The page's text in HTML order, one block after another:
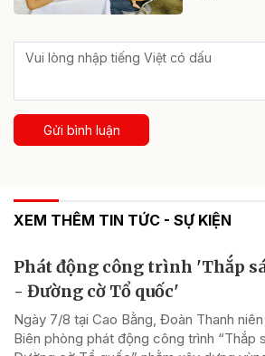
Gửi bình luận
XEM THÊM TIN TỨC - SỰ KIỆN
Phát động công trình 'Thắp
- Đường cờ Tổ quốc'
Ngày 7/8 tại Cao Bằng, Đoàn Thanh
Biên phòng phát động công trình “Thắp